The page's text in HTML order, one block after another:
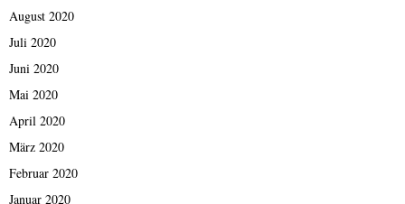
August 2020
Juli 2020
Juni 2020
Mai 2020
April 2020
März 2020
Februar 2020
Januar 2020